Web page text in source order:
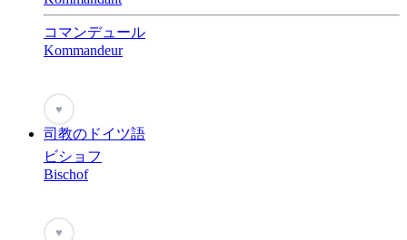
コマンデュール
Kommandeur
♥
司教のドイツ語
ビショフ
Bischof
♥